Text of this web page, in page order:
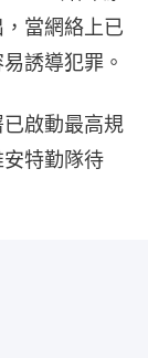
當網絡上已
誘導犯罪。
啟動最高規
特勤隊待